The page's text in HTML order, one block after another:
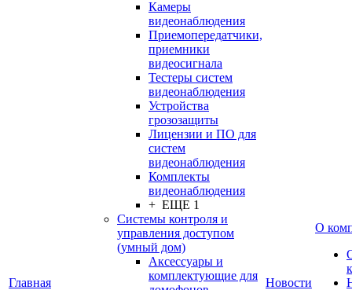
Главная
Камеры
видеонаблюдения
Приемопередатчики,
приемники
видеосигнала
Тестеры систем
видеонаблюдения
Устройства
грозозащиты
Лицензии и ПО для
систем
видеонаблюдения
Комплекты
видеонаблюдения
+ ЕЩЕ 1
Системы контроля и
управления доступом
(умный дом)
Аксессуары и
комплектующие для
Новости
О